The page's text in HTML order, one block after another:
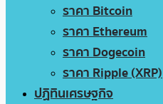
ราคา Bitcoin
ราคา Ethereum
ราคา Dogecoin
ราคา Ripple (XRP)
ปฏิทินเศรษฐกิจ